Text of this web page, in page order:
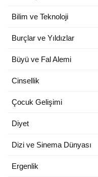
Bilim ve Teknoloji
Burçlar ve Yıldızlar
Büyü ve Fal Alemi
Cinsellik
Çocuk Gelişimi
Diyet
Dizi ve Sinema Dünyası
Ergenlik